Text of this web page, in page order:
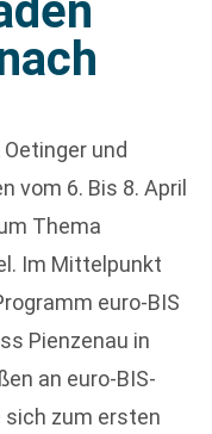
und
vom 6. Bis 8. April
Thema
Im Mittelpunkt
euro-BIS
Pienzenau in
an euro-BIS-
sich zum ersten